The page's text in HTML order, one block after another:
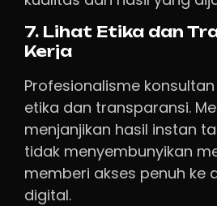
7. Lihat Etika dan
Kerja
Profesionalisme
etika dan transparansi.
menjanjikan hasil instan
tidak menyembunyikan
memberi akses penuh ke
digital.